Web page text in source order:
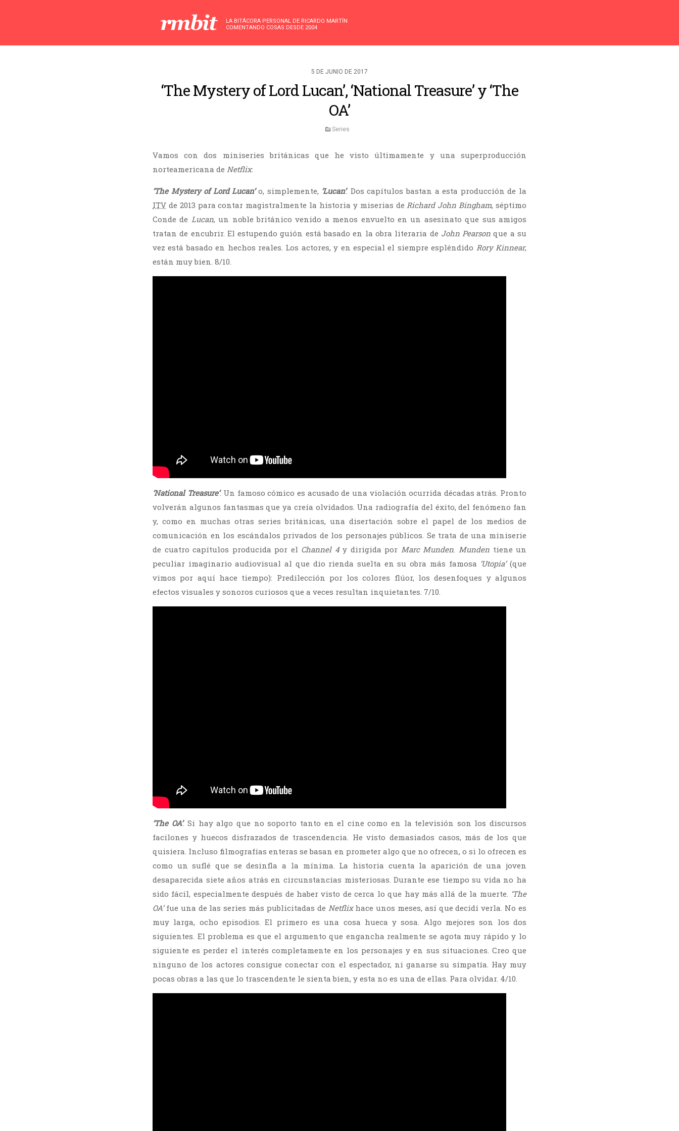
LA BITÁCORA PERSONAL DE RICARDO MARTÍN
COMENTANDO COSAS DESDE 2004
5 DE JUNIO DE 2017
‘The Mystery of Lord Lucan’, ‘National Treasure’ y ‘The
OA’
Series
Vamos con dos miniseries británicas que he visto últimamente y una superproducción
norteamericana de Netflix:
‘The Mystery of Lord Lucan’o, simplemente, ‘Lucan’. Dos capítulos bastan a esta producción de la
ITV de 2013 para contar magistralmente la historia y miserias deRichard John Bingham, séptimo
Conde de Lucan, un noble británico venido a menos envuelto en un asesinato que sus amigos
tratan de encubrir. El estupendo guión está basado en la obra literaria de John Pearson que a su
vez está basado en hechos reales. Los actores, y en especial el siempre espléndido Rory Kinnear,
están muy bien. 8/10.
‘National Treasure’. Un famoso cómico es acusado de una violación ocurrida décadas atrás. Pronto
volverán algunos fantasmas que ya creía olvidados. Una radiografía del éxito, del fenómeno fan
y, como en muchas otras series británicas, una disertación sobre el papel de los medios de
comunicación en los escándalos privados de los personajes públicos. Se trata de una miniserie
de cuatro capítulos producida por el Channel 4y dirigida por Marc Munden. Mundentiene un
peculiar imaginario audiovisual al que dio rienda suelta en su obra más famosa ‘Utopia’(que
vimos por aquí hace tiempo): Predilección por los colores flúor, los desenfoques y algunos
efectos visuales y sonoros curiosos que a veces resultan inquietantes. 7/10.
‘The OA’. Si hay algo que no soporto tanto en el cine como en la televisión son los discursos
facilones y huecos disfrazados de trascendencia. He visto demasiados casos, más de los que
quisiera. Incluso filmografías enteras se basan en prometer algo que no ofrecen, o si lo ofrecen es
como un suflé que se desinfla a la mínima. La historia cuenta la aparición de una joven
desaparecida siete años atrás en circunstancias misteriosas. Durante ese tiempo su vida no ha
sido fácil, especialmente después de haber visto de cerca lo que hay más allá de la muerte. ‘The
OA’fue una de las series más publicitadas de Netflixhace unos meses, así que decidí verla. No es
muy larga, ocho episodios. El primero es una cosa hueca y sosa. Algo mejores son los dos
siguientes. El problema es que el argumento que engancha realmente se agota muy rápido y lo
siguiente es perder el interés completamente en los personajes y en sus situaciones. Creo que
ninguno de los actores consigue conectar con el espectador, ni ganarse su simpatía. Hay muy
pocas obras a las que lo trascendente le sienta bien, y esta no es una de ellas. Para olvidar. 4/10.